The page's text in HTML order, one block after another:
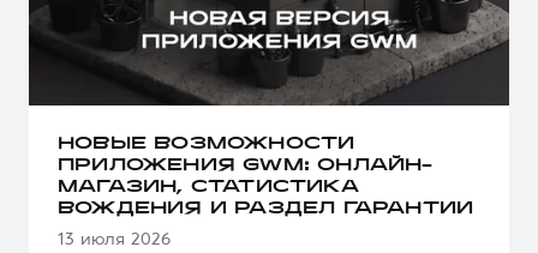
НОВЫЕ ВОЗМОЖНОСТИ
ПРИЛОЖЕНИЯ GWM: ОНЛАЙН-
МАГАЗИН, СТАТИСТИКА
ВОЖДЕНИЯ И РАЗДЕЛ ГАРАНТИИ
13 июля 2026